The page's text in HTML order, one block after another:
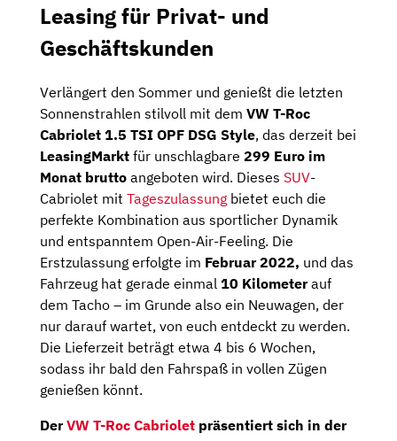
Leasing für Privat- und
Geschäftskunden
Verlängert den Sommer und genießt die letzten
Sonnenstrahlen stilvoll mit dem VW T-Roc
Cabriolet 1.5 TSI OPF DSG Style, das derzeit bei
LeasingMarkt für unschlagbare 299 Euro im
Monat brutto angeboten wird. Dieses SUV-
Cabriolet mit Tageszulassung bietet euch die
perfekte Kombination aus sportlicher Dynamik
und entspanntem Open-Air-Feeling. Die
Erstzulassung erfolgte im Februar 2022, und das
Fahrzeug hat gerade einmal 10 Kilometerauf
dem Tacho – im Grunde also ein Neuwagen, der
nur darauf wartet, von euch entdeckt zu werden.
Die Lieferzeit beträgt etwa 4 bis 6 Wochen,
sodass ihr bald den Fahrspaß in vollen Zügen
genießen könnt.
DerVW T-Roc Cabriolet präsentiert sich in der